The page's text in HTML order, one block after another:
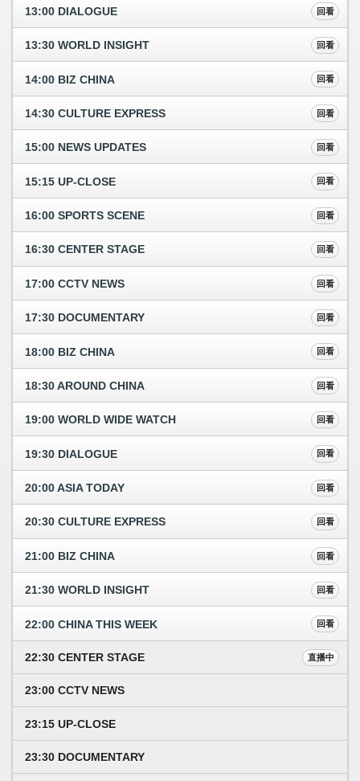
13:00 DIALOGUE 回看
13:30 WORLD INSIGHT 回看
14:00 BIZ CHINA 回看
14:30 CULTURE EXPRESS 回看
15:00 NEWS UPDATES 回看
15:15 UP-CLOSE 回看
16:00 SPORTS SCENE 回看
16:30 CENTER STAGE 回看
17:00 CCTV NEWS 回看
17:30 DOCUMENTARY 回看
18:00 BIZ CHINA 回看
18:30 AROUND CHINA 回看
19:00 WORLD WIDE WATCH 回看
19:30 DIALOGUE 回看
20:00 ASIA TODAY 回看
20:30 CULTURE EXPRESS 回看
21:00 BIZ CHINA 回看
21:30 WORLD INSIGHT 回看
22:00 CHINA THIS WEEK 回看
22:30 CENTER STAGE 直播中
23:00 CCTV NEWS
23:15 UP-CLOSE
23:30 DOCUMENTARY